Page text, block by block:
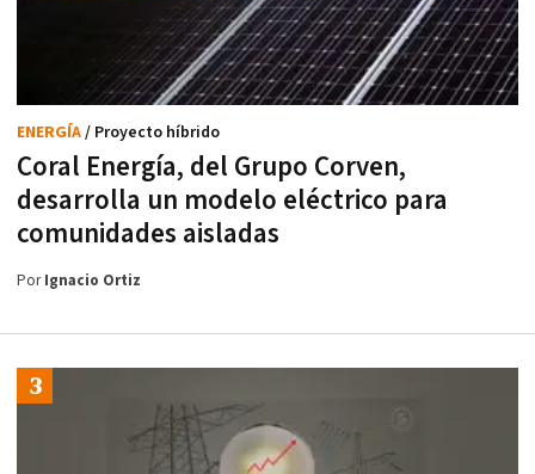
Coral Energía, del Grupo Corven,
desarrolla un modelo eléctrico para
comunidades aisladas
ENERGÍA/ Proyecto híbrido
PorIgnacio Ortiz